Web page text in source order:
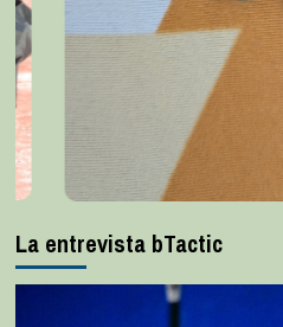
La entrevista bTactic